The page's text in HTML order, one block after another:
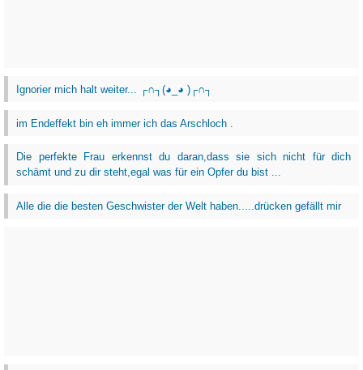
Ignorier mich halt weiter... ┌∩┐(◕_◕ )┌∩┐
im Endeffekt bin eh immer ich das Arschloch .
Die perfekte Frau erkennst du daran,dass sie sich nicht für dich
schämt und zu dir steht,egal was für ein Opfer du bist ...
Alle die die besten Geschwister der Welt haben.....drücken gefällt mir